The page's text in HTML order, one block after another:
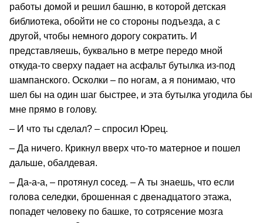
работы домой и решил башню, в которой детская
библиотека, обойти не со стороны подъезда, а с
другой, чтобы немного дорогу сократить. И
представляешь, буквально в метре передо мной
откуда-то сверху падает на асфальт бутылка из-под
шампанского. Осколки – по ногам, а я понимаю, что
шел бы на один шаг быстрее, и эта бутылка угодила бы
мне прямо в голову.
– И что ты сделал? – спросил Юрец.
– Да ничего. Крикнул вверх что-то матерное и пошел
дальше, обалдевая.
– Да-а-а, – протянул сосед. – А ты знаешь, что если
голова селедки, брошенная с двенадцатого этажа,
попадет человеку по башке, то сотрясение мозга